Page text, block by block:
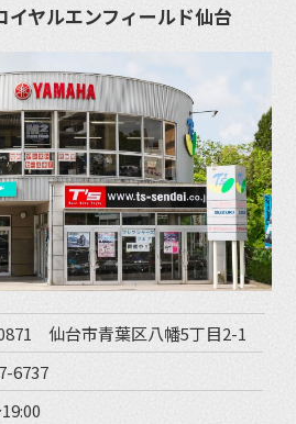
イヤルエンフィールド仙台
仙台市青葉区八幡5丁目2-1
6737